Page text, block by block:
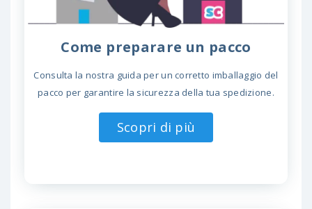
Come preparare un pacco
Consulta la nostra guida per un corretto imballaggio del
pacco per garantire la sicurezza della tua spedizione.
Scopri di più